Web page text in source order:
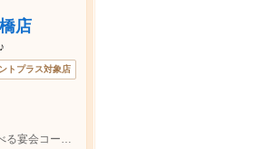
店
トプラス対象店
JR船橋駅徒歩1分■個室居酒屋★自慢の海鮮・和食・創作料理など選べる宴会コースが4000円からご利用可能になります♪